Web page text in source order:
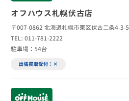
オフハウス札幌伏古店
〒007-0862 北海道札幌市東区伏古二条4-3-5
TEL: 011-781-2222
駐車場：54台
出張買取受付：×